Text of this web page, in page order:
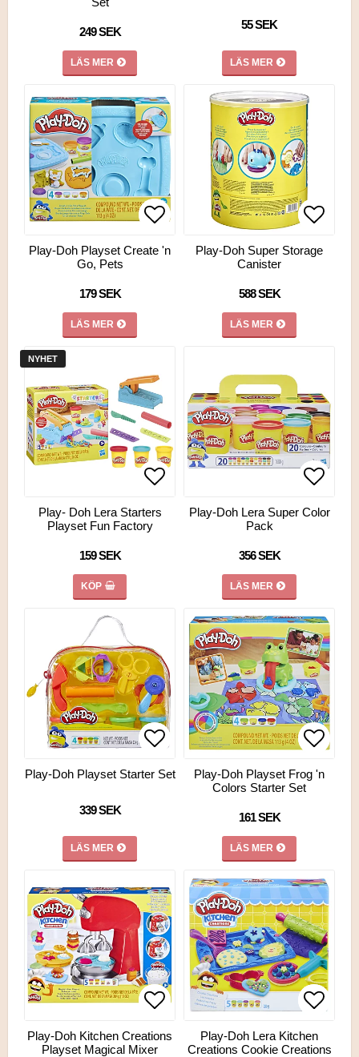
249 SEK
LÄS MER
55 SEK
LÄS MER
Lägg till i favoritlistan
Lägg till i favoritlistan
Play-Doh Playset Create 'n
Go, Pets
179 SEK
LÄS MER
Lägg
Lägg
Play-Doh Super Storage
Canister
588 SEK
LÄS MER
NYHET
Lägg till i favoritlistan
Lägg till i favoritlistan
Play- Doh Lera Starters
Playset Fun Factory
159 SEK
KÖP
Lägg
Lägg
Play-Doh Lera Super Color
Pack
356 SEK
LÄS MER
Lägg till i favoritlistan
Lägg till i favoritlistan
Play-Doh Playset Starter Set
339 SEK
LÄS MER
Lägg
Lägg
Play-Doh Playset Frog 'n
Colors Starter Set
161 SEK
LÄS MER
Lägg till i favoritlistan
Lägg till i favoritlistan
Play-Doh Kitchen Creations
Playset Magical Mixer
Lägg
Lägg
Play-Doh Lera Kitchen
Creations Cookie Creations